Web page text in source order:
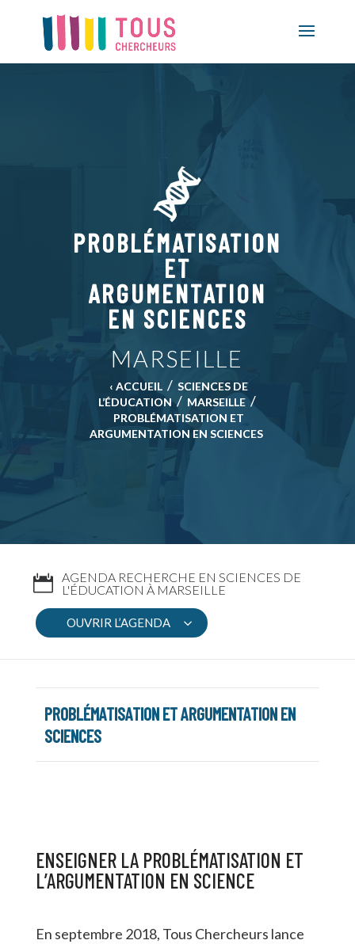
PROBLÉMATISATION
ET
ARGUMENTATION
EN SCIENCES
MARSEILLE
‹ ACCUEIL / SCIENCES DE
L’ÉDUCATION/ MARSEILLE /
PROBLÉMATISATION ET
ARGUMENTATION EN SCIENCES
AGENDA RECHERCHE EN SCIENCES DE
L'ÉDUCATION À MARSEILLE
OUVRIR L’AGENDA
PROBLÉMATISATION ET ARGUMENTATION EN
SCIENCES
ENSEIGNER LA PROBLÉMATISATION ET
L’ARGUMENTATION EN SCIENCE
En septembre 2018, Tous Chercheurs lance